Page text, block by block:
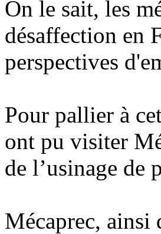
On le sait, les
désaffection en
perspectives
Pour pallier à
ont pu visiter
de l’usinage de
Mécaprec, ainsi